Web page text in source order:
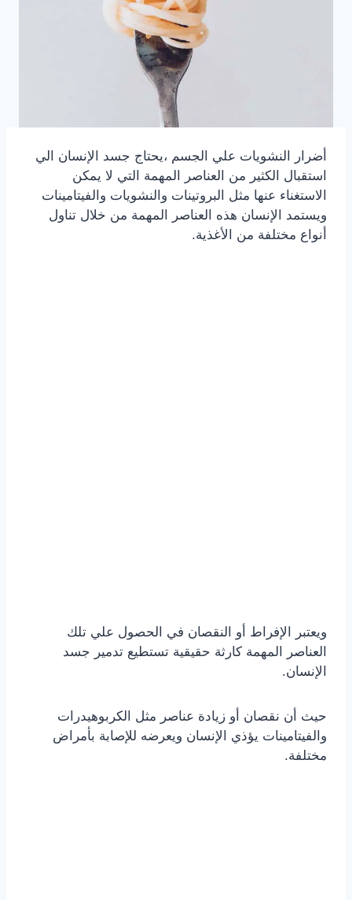
أضرار النشويات علي الجسم ،يحتاج جسد الإنسان الي
استقبال الكثير من العناصر المهمة التي لا يمكن
الاستغناء عنها مثل البروتينات والنشويات والفيتامينات
ويستمد الإنسان هذه العناصر المهمة من خلال تناول
أنواع مختلفة من الأغذية.
ويعتبر الإفراط أو النقصان في الحصول علي تلك
العناصر المهمة كارثة حقيقية تستطيع تدمير جسد
الإنسان.
حيث أن نقصان أو زيادة عناصر مثل الكربوهيدرات
والفيتامينات يؤذي الإنسان ويعرضه للإصابة بأمراض
مختلفة.